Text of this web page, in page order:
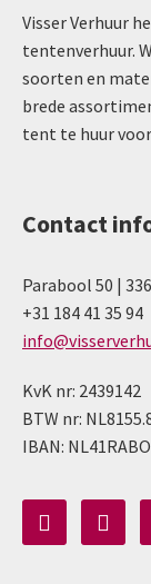
Visser Verhuur
tentenverhuur.
soorten en
brede
tent te huur
Contact
Parabool 50 |
+31 184 41 35 94
KvK nr: 2439142
BTW nr:
IBAN: